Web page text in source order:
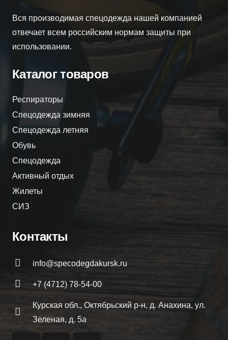
Вся производимая спецодежда нашей компанией
отвечает всем российским нормам защиты при
использовании.
Каталог товаров
Респираторы
Спецодежда зимняя
Спецодежда летняя
Обувь
Спецодежда
Активный отдых
Жилеты
СИЗ
Контакты
info@specodegdakursk.ru
+7 (4712) 78-54-00
Курская обл., Октябрьский р-н, д. Анахина, ул.
Зеленая, д. 5а